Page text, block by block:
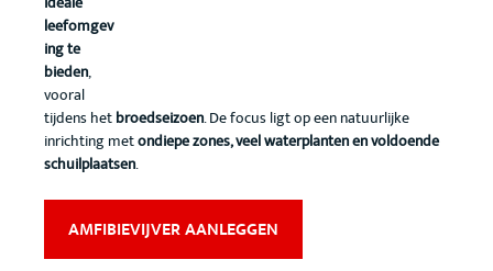
leefomgev
ing te
bieden,
vooral
tijdens hetbroedseizoen. De focus ligt op een natuurlijke
inrichting metondiepe zones, veel waterplanten en voldoende
schuilplaatsen.
AMFIBIEVIJVER AANLEGGEN